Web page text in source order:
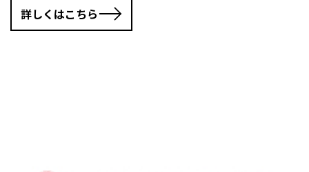
詳しくはこちら